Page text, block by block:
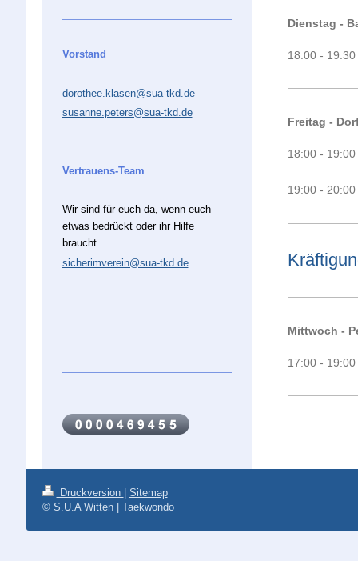
Dienstag -
18.00 -
Freitag -
18:00 -
19:00 -
Mittwoch -
17:00 -
Vorstand
dorothee.klasen@sua-tkd.de
susanne.peters@sua-tkd.de
Vertrauens-Team
Wir sind für euch da, wenn euch
etwas bedrückt oder ihr Hilfe
braucht.
sicherimverein@sua-tkd.de
Druckversion | Sitemap
© S.U.A Witten | Taekwondo